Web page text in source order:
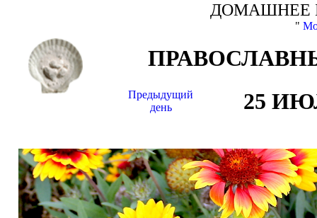
ДОМАШНЕЕ
"
Предыдущий
день
25